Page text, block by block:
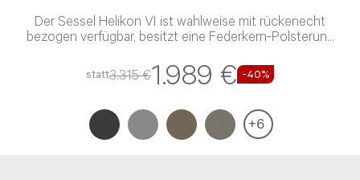
Der Sessel Helikon VI ist wahlweise mit rückenecht
bezogen verfügbar, besitzt eine Federkern-Polsterung
statt3.315 €1.989 € -40%
+6